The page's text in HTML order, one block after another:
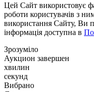
Цей Сайт використовує
роботи користувачів з
використання Сайту, Ви
інформація доступна в
Зрозуміло
Аукцион завершен
хвилин
секунд
Вибрано